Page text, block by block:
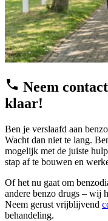
Neem
klaar!
Ben je verslaafd aan
Wacht dan niet te lang.
mogelijk met de juiste
stap af te bouwen en
Of het nu gaat om
andere benzo drugs – wij
Neem gerust vrijblijvend
behandeling.